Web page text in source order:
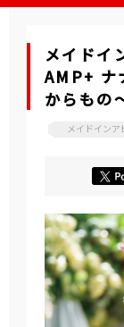
メイドイ
AMP+ ナ
からもの
メイドインア